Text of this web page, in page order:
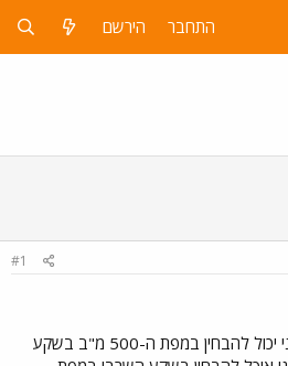
התחבר הירשם
#1
בקשר לשרב הצפוי, כיצד אני יכול להבחין במפת ה-500 מ"ב בשקע